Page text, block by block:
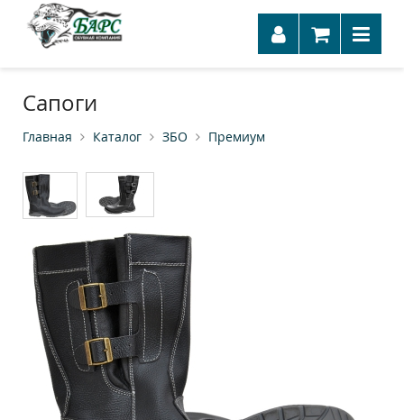
Сапоги
Главная Каталог ЗБО Премиум